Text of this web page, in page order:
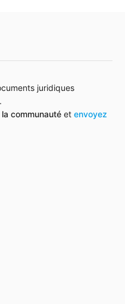
juridiques
communauté et envoyez